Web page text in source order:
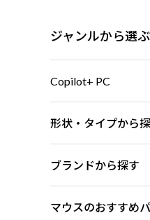
ジャンルから選ぶ
Copilot+ PC
形状・タイプから
ブランドから探す
マウスのおすすめ